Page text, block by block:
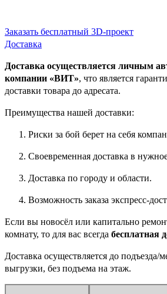
Заказать бесплатный 3D-проект
Доставка
Доставка осуществляется личным
компании «ВИТ», что является
доставки товара до адресата.
Преимущества нашей доставки:
Риски за бой берет на себя
Своевременная доставка в
Доставка по городу и области.
Возможность заказа экспресс-
Если вы новосёл или капитально
комнату, то для вас всегда бесплатная
Доставка осуществляется до подъезда/
выгрузки, без подъема на этаж.